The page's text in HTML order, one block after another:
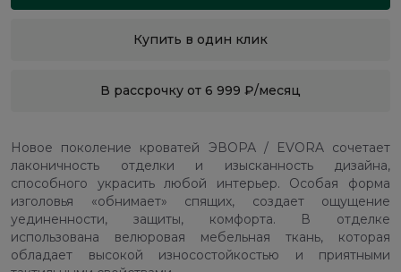
Купить в один клик
В рассрочку от 6 999 ₽/месяц
Новое поколение кроватей ЭВОРА / EVORA сочетает
лаконичность отделки и изысканность дизайна,
способного украсить любой интерьер. Особая форма
изголовья «обнимает» спящих, создает ощущение
уединенности, защиты, комфорта. В отделке
использована велюровая мебельная ткань, которая
обладает высокой износостойкостью и приятными